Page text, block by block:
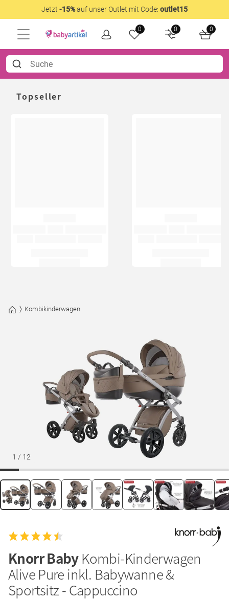
Jetzt -15%auf unser Outlet mit Code: outlet15
0 0 0
Topseller
Kombikinderwagen
1 / 12
Knorr BabyKombi-Kinderwagen
Alive Pure inkl. Babywanne &
Sportsitz - Cappuccino